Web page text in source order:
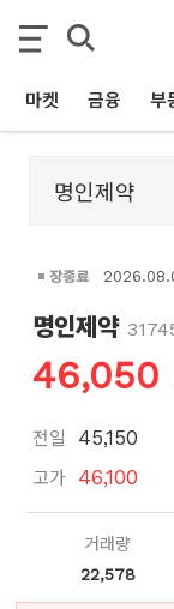
마켓 금융 부
장종료
명인제약
46,050
전일 45,150
고가 46,100
거래량
22,578